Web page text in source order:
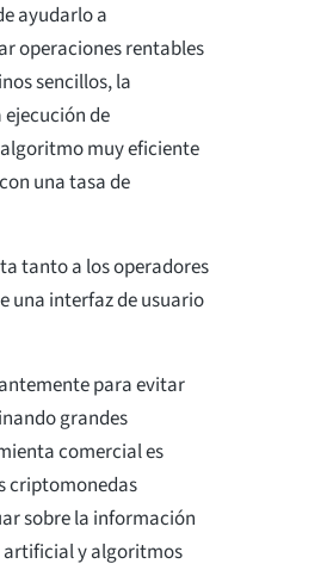
ayudarlo a
operaciones rentables
sencillos, la
de
muy eficiente
una tasa de
tanto a los operadores
una interfaz de usuario
para evitar
grandes
comercial es
criptomonedas
sobre la información
artificial y algoritmos